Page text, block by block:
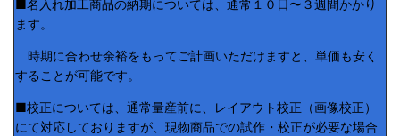
■名入れ加工商品の納期については、通常１０日〜３週間かかり
ます。
時期に合わせ余裕をもってご計画いただけますと、単価も安く
することが可能です。
■校正については、通常量産前に、レイアウト校正（画像校正）
にて対応しておりますが、現物商品での試作・校正が必要な場合